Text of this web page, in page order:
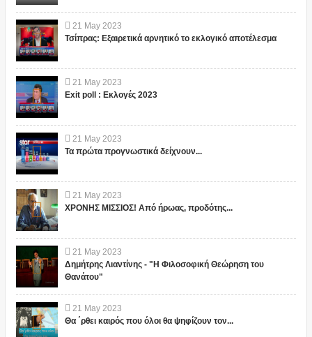
21 May 2023
Τσίπρας: Εξαιρετικά αρνητικό το εκλογικό αποτέλεσμα
21 May 2023
Exit poll : Εκλογές 2023
21 May 2023
Τα πρώτα προγνωστικά δείχνουν...
21 May 2023
ΧΡΟΝΗΣ ΜΙΣΣΙΟΣ! Από ήρωας, προδότης...
21 May 2023
Δημήτρης Λιαντίνης - "Η Φιλοσοφική Θεώρηση του
Θανάτου"
21 May 2023
Θα ΄ρθει καιρός που όλοι θα ψηφίζουν τον...